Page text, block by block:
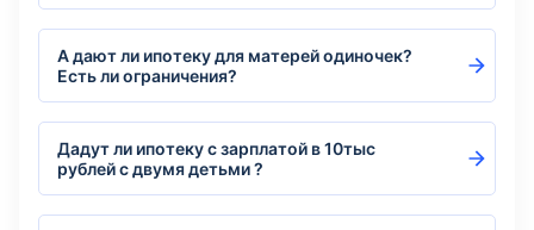
А дают ли ипотеку для матерей одиночек?
Есть ли ограничения?
Дадут ли ипотеку с зарплатой в 10тыс
рублей с двумя детьми ?